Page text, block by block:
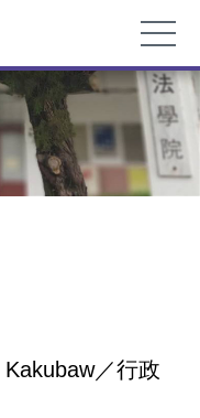
／行政